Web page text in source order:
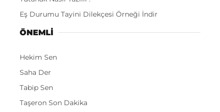
Eş Durumu Tayini Dilekçesi Örneği İndir
ÖNEMLI
Hekim Sen
Saha Der
Tabip Sen
Taşeron Son Dakika